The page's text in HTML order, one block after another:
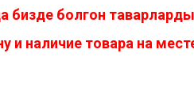
бизде болгон
и наличие товара на